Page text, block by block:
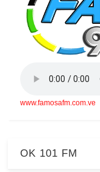
www.famosafm.com.ve
OK 101 FM